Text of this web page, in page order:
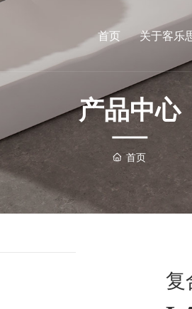
首页 关于客乐
产品中心
首页
复